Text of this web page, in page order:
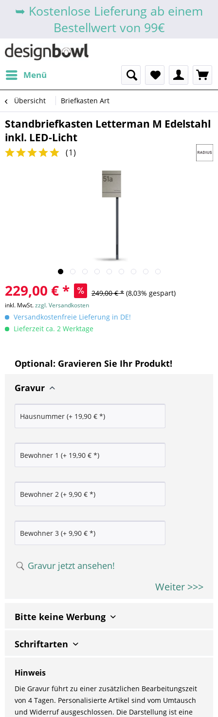
➥ Kostenlose Lieferung ab einem
Bestellwert von 99€
Menü
Übersicht Briefkasten Art
Standbriefkasten Letterman M Edelstahl
inkl. LED-Licht
(1)
229,00 € * 249,00 € * (8,03% gespart)
inkl. MwSt.zzgl. Versandkosten
Versandkostenfreie Lieferung in DE!
Lieferzeit ca. 2 Werktage
Optional: Gravieren Sie Ihr Produkt!
Gravur
Gravur jetzt ansehen!
Weiter >>>
Bitte keine Werbung
Schriftarten
Hinweis
Die Gravur führt zu einer zusätzlichen Bearbeitungszeit
von 4 Tagen. Personalisierte Artikel sind vom Umtausch
und Widerruf ausgeschlossen. Die Darstellung ist eine